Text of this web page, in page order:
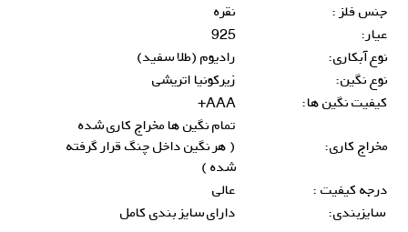
جنس فلز :
نقره
عیار:
925
نوع آبکاری:
رادیوم (طلا سفید)
نوع نگین:
زیرکونیا اتریشی
کیفیت نگین ها:
AAA+
مخراج کاری:
تمام نگین ها مخراج کاری شده
( هر نگین داخل چنگ قرار گرفته
شده )
درجه کیفیت :
عالی
سایزبندی:
دارای سایز بندی کامل